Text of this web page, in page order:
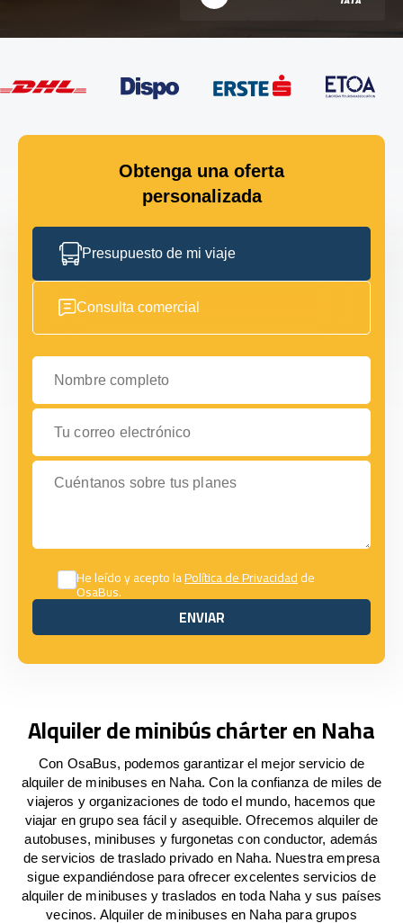
Obtenga una oferta
personalizada
Presupuesto de mi viaje
Consulta comercial
Nombre completo
Tu correo electrónico
Cuéntanos sobre tus planes
He leído y acepto laPolítica de Privacidadde
OsaBus.
ENVIAR
ENVIAR
Alquiler de minibús chárter en Naha
Con OsaBus, podemos garantizar el mejor servicio de
alquiler de minibuses en Naha. Con la confianza de miles de
viajeros y organizaciones de todo el mundo, hacemos que
viajar en grupo sea fácil y asequible. Ofrecemos alquiler de
autobuses, minibuses y furgonetas con conductor, además
de servicios de traslado privado en Naha. Nuestra empresa
sigue expandiéndose para ofrecer excelentes servicios de
alquiler de minibuses y traslados en toda Naha y sus países
vecinos. Alquiler de minibuses en Naha para grupos